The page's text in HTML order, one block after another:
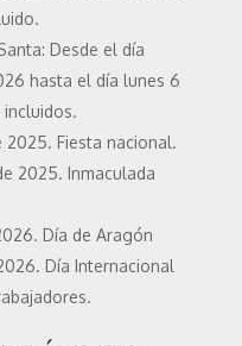
Desde el día
hasta el día lunes 6
2025. Fiesta nacional.
2025. Inmaculada
Día de Aragón
Día Internacional